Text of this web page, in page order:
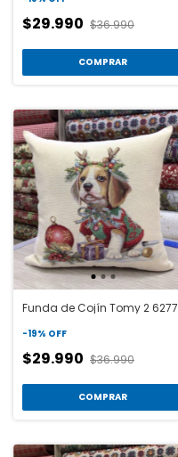
$29.990 $36.990
COMPRAR
Funda de Cojín Tomy 2 6277
-19% OFF
$29.990 $36.990
COMPRAR